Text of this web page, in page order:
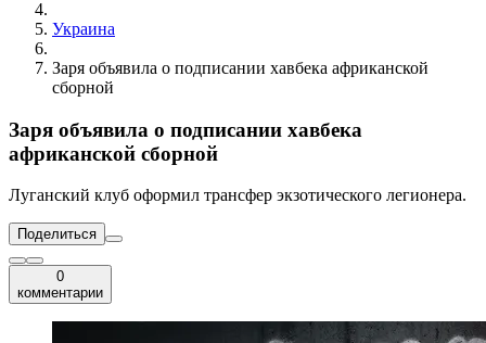
Украина
Заря объявила о подписании хавбека африканской
сборной
Заря объявила о подписании хавбека
африканской сборной
Луганский клуб оформил трансфер экзотического легионера.
Поделиться
0
комментарии